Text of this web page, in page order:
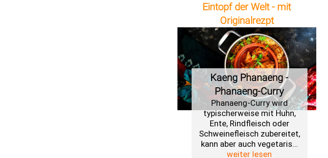
Eintopf der Welt - mit
Originalrezpt
Kaeng Phanaeng -
Phanaeng-Curry
Phanaeng-Curry wird
typischerweise mit Huhn,
Ente, Rindfleisch oder
Schweinefleisch zubereitet,
kann aber auch vegetaris...
weiter lesen